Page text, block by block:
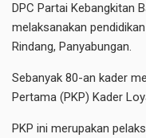
DPC Partai Kebangkitan
melaksanakan
Rindang, Panyabungan.
Sebanyak 80-an kader
Pertama (PKP) Kader
PKP ini merupakan